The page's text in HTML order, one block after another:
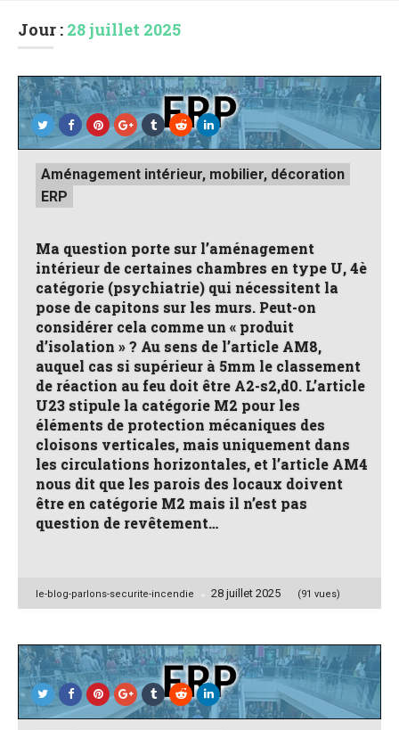
Jour : 28 juillet 2025
Posted
inAménagement intérieur, mobilier, décoration
ERP
Ma question porte sur l’aménagement
intérieur de certaines chambres en type U, 4è
catégorie (psychiatrie) qui nécessitent la
pose de capitons sur les murs. Peut-on
considérer cela comme un « produit
d’isolation » ? Au sens de l’article AM8,
auquel cas si supérieur à 5mm le classement
de réaction au feu doit être A2-s2,d0. L’article
U23 stipule la catégorie M2 pour les
éléments de protection mécaniques des
cloisons verticales, mais uniquement dans
les circulations horizontales, et l’article AM4
nous dit que les parois des locaux doivent
être en catégorie M2 mais il n’est pas
question de revêtement…
Posted
le-blog-parlons-securite-incendie 28 juillet 2025 (91 vues)